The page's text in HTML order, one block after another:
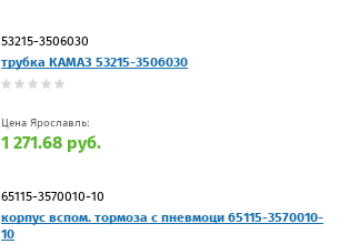
53215-3506030
трубка КАМАЗ 53215-3506030
Цена Ярославль:
1 271.68 руб.
65115-3570010-10
корпус вспом. тормоза с пневмоци 65115-3570010-
10